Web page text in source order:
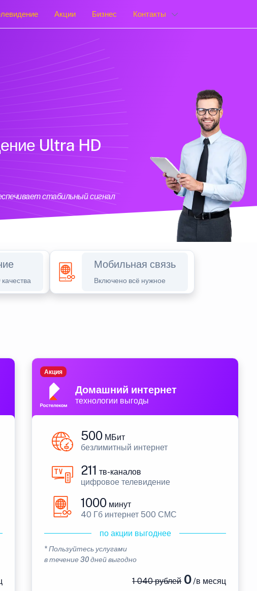
Акции Бизнес Контакты
Ultra HD
стабильный сигнал
Мобильная связь
Включено всё нужное
Домашний интернет
технологии выгоды
Акция
500 МБит
безлимитный интернет
211 тв-каналов
цифровое телевидение
1000 минут
40 Гб интернет 500 СМС
по акции выгоднее
* Пользуйтесь услугами
в течение 30 дней выгодно
1 040 рублей0/в месяц